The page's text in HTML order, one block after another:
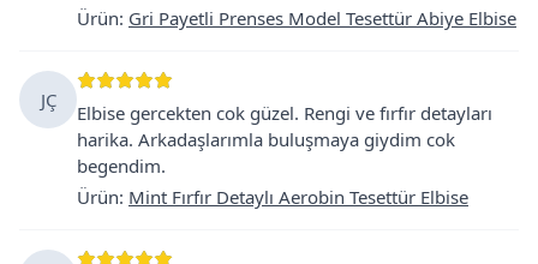
Ürün: Gri Payetli Prenses Model Tesettür Abiye Elbise
JÇ
Elbise gercekten cok güzel. Rengi ve fırfır detayları
harika. Arkadaşlarımla buluşmaya giydim cok
begendim.
Ürün: Mint Fırfır Detaylı Aerobin Tesettür Elbise